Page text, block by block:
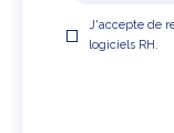
J'accepte de
logiciels RH.